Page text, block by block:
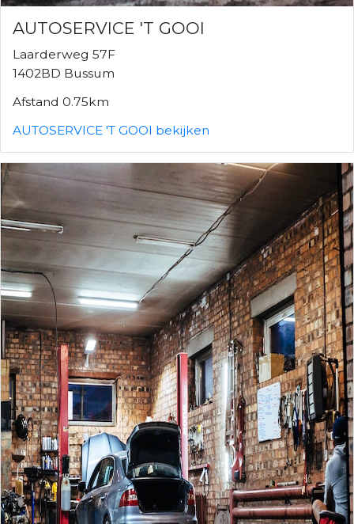
AUTOSERVICE 'T GOOI
Laarderweg 57F
1402BD Bussum
Afstand 0.75km
AUTOSERVICE 'T GOOI bekijken